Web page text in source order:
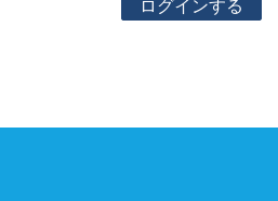
ログインする